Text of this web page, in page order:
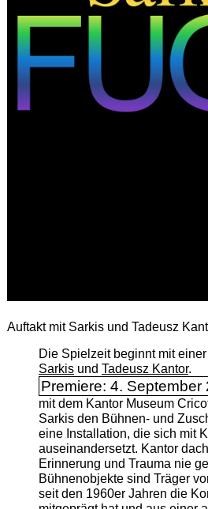
Auftakt mit Sarkis und Tadeusz
Die Spielzeit beginnt mit
Sarkisund Tadeusz Kantor.
Premiere: 4. September
mit dem Kantor Museum
Sarkis den Bühnen- und
eine Installation, die sich mit
auseinandersetzt. Kantor
Erinnerung und Trauma nie
Bühnenobjekte sind Träger
seit den 1960er Jahren die